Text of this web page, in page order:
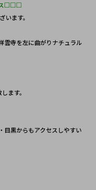
ス□□□
ます。
雲寺を左に曲がりナチュラル
ます。
目黒からもアクセスしやすい